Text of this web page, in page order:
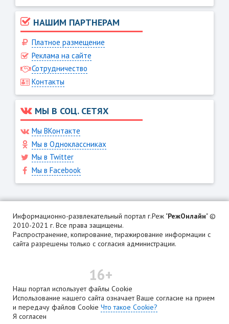
НАШИМ ПАРТНЕРАМ
Платное размещение
Реклама на сайте
Сотрудничество
Контакты
МЫ В СОЦ. СЕТЯХ
Мы ВКонтакте
Мы в Одноклассниках
Мы в Twitter
Мы в Facebook
Информационно-развлекательный портал г.Реж "РежОнлайн" ©
2010-2021 г. Все права защищены.
Распространение, копирование, тиражирование информации с
сайта разрешены только с согласия администрации.
16+
Наш портал использует файлы Cookie
Использование нашего сайта означает Ваше согласие на прием
и передачу файлов Cookie Что такое Cookie?
Я согласен